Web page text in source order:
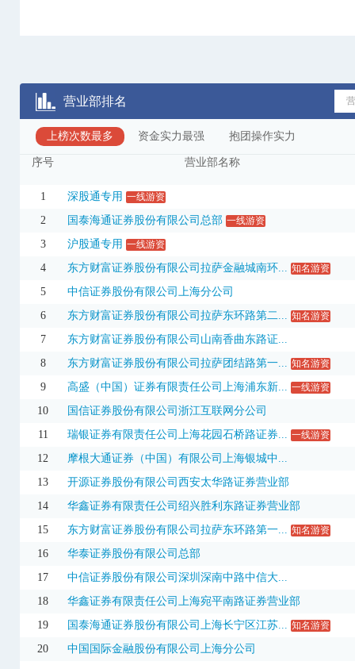
3日 002731
002731 *ST萃华 2.09 -9.52% 4813.06万
9.38
002821 凯莱英
3日 002821 凯莱英 195.75 10.00%
002898 赛隆退
003020 立方制药 21.91 5.34% 1.37亿
200016 *ST康佳B 0.74 8.82%
200521 虹美菱B 2.60 -10.04% 141.81万
200553 安道麦B 2.71 -8.14% 222.65万
300164 通源石油 10.83 -4.83%
300214 日科化学 11.58 -13.58%
300231 银信科技 9.08 19.95%
300528 幸福蓝海 16.99 19.99% 2.04亿
300692 中赋科技 9.67 18.21%
300821 东岳硅材 19.51 -16.01% 9.60亿
3日 300937 药易购 25.36 9.26%
营业部排名
上榜次数最多 资金实力最强 抱团操作实力
序号 营业部名称
1 深股通专用 一线游资
2 国泰海通证券股份有限公司总部 一线游资
3 沪股通专用 一线游资
4 东方财富证券股份有限公司拉萨金融城南环... 知名游资
5
中信证券股份有限公司上海分公司
6
东方财富证券股份有限公司拉萨东环路第二... 知名游资
7
东方财富证券股份有限公司山南香曲东路证...
8
东方财富证券股份有限公司拉萨团结路第一... 知名游资
9 高盛（中国）证券有限责任公司上海浦东新... 一线游资
10
国信证券股份有限公司浙江互联网分公司
11
瑞银证券有限责任公司上海花园石桥路证券... 一线游资
12
摩根大通证券（中国）有限公司上海银城中...
13
开源证券股份有限公司西安太华路证券营业部
14
华鑫证券有限责任公司绍兴胜利东路证券营业部
15
东方财富证券股份有限公司拉萨东环路第一... 知名游资
16
华泰证券股份有限公司总部
17
中信证券股份有限公司深圳深南中路中信大...
18
华鑫证券有限责任公司上海宛平南路证券营业部
19
国泰海通证券股份有限公司上海长宁区江苏... 知名游资
20 中国国际金融股份有限公司上海分公司